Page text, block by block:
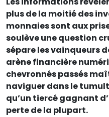
plus de la moitié des
monnaies sont aux
soulève une question
sépare les vainqueurs
arène financière
chevronnés passés
naviguer dans le
qu’un tiercé gagnant
perte de la plupart.